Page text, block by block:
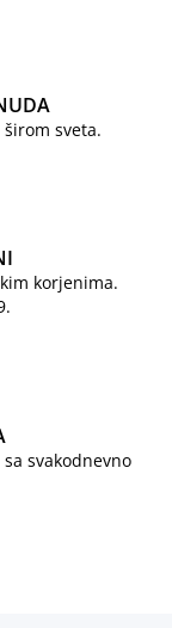
sveta.
korjenima.
svakodnevno